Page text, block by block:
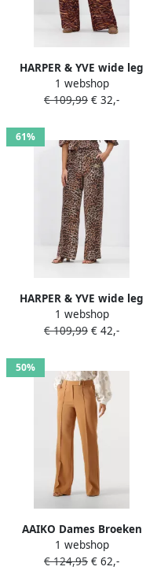
HARPER & YVE wide leg
high waist broek bruin
1 webshop
€ 109,99 € 32,-
61%
HARPER & YVE wide leg
high waist broek met
dierenprint bruin
1 webshop
€ 109,99 € 42,-
50%
AAIKO Dames Broeken
Chantalle R Pes 345 Camel
1 webshop
€ 124,95 € 62,-